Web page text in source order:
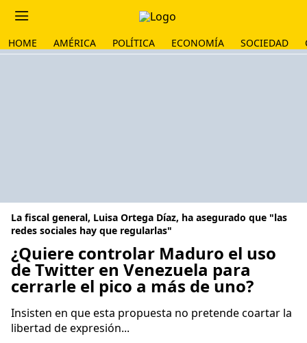
HOME AMÉRICA POLÍTICA ECONOMÍA SOCIEDAD
La fiscal general, Luisa Ortega Díaz, ha asegurado que "las
redes sociales hay que regularlas"
¿Quiere controlar Maduro el uso
de Twitter en Venezuela para
cerrarle el pico a más de uno?
Insisten en que esta propuesta no pretende coartar la
libertad de expresión...